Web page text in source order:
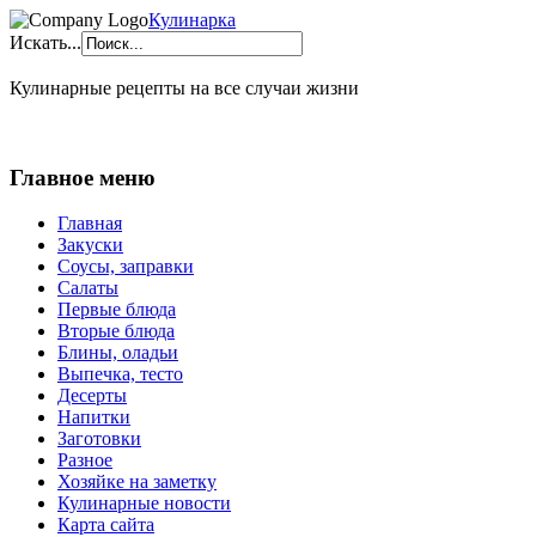
Кулинарка
Искать...
Кулинарные рецепты на все случаи жизни
Главное меню
Главная
Закуски
Соусы, заправки
Салаты
Первые блюда
Вторые блюда
Блины, оладьи
Выпечка, тесто
Десерты
Напитки
Заготовки
Разное
Хозяйке на заметку
Кулинарные новости
Карта сайта